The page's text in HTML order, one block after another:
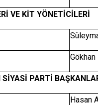
VE KİT YÖNETİCİLERİ
Gökhan
PARTİ
Hasan